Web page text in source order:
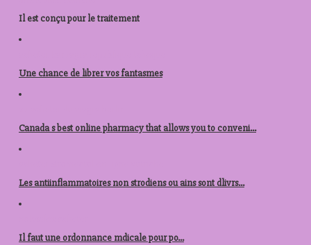
Il est conçu pour letraitement
Une chance de librer vos fantasmes
Canada s best online pharmacy that allows you to conveni...
Les antiinflammatoires non strodiens ou ains sont dlivrs...
Il faut une ordonnance mdicale pour po...